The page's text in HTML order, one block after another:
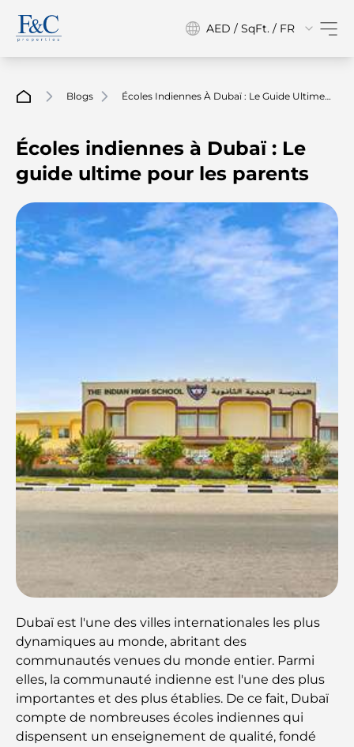
AED / SqFt. / FR
Blogs
Écoles Indiennes À Dubaï : Le Guide Ultime
Écoles indiennes à Dubaï : Le
guide ultime pour les parents
Dubaï est l'une des villes internationales les plus
dynamiques au monde, abritant des
communautés venues du monde entier. Parmi
elles, la communauté indienne est l'une des plus
importantes et des plus établies. De ce fait, Dubaï
compte de nombreuses écoles indiennes qui
dispensent un enseignement de qualité, fondé